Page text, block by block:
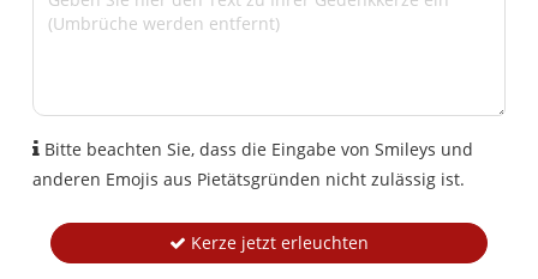
Bitte beachten Sie, dass die Eingabe von Smileys und
anderen Emojis aus Pietätsgründen nicht zulässig ist.
Kerze jetzt erleuchten